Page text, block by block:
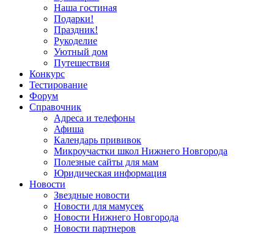
Наша гостиная
Подарки!
Праздник!
Рукоделие
Уютный дом
Путешествия
Конкурс
Тестирование
Форум
Справочник
Адреса и телефоны
Афиша
Календарь прививок
Микроучастки школ Нижнего Новгорода
Полезные сайты для мам
Юридическая информация
Новости
Звездные новости
Новости для мамусек
Новости Нижнего Новгорода
Новости партнеров